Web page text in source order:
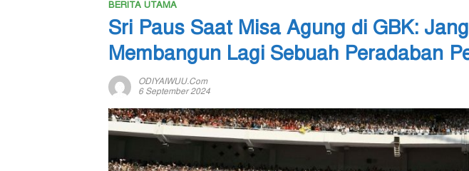
BERITA UTAMA
Sri Paus Saat Misa Agung di GBK:
Membangun Lagi Sebuah Peradaban
ODIYAIWUU.com
6 September 2024